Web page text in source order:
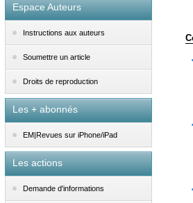
Espace Auteurs
Instructions aux auteurs
Soumettre un article
Droits de reproduction
Les + abonnés
EM|Revues sur iPhone/iPad
Les actions
Demande d'informations